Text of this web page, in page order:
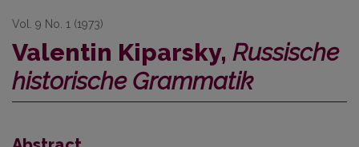
Vol. 9 No. 1 (1973)
Valentin Kiparsky, Russische
historische Grammatik